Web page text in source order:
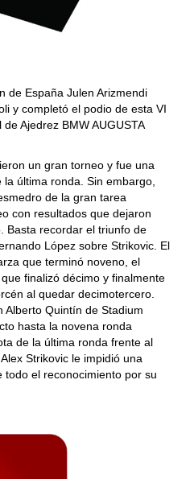
de España Julen Arizmendi
y completó el podio de esta VI
Ajedrez BMW AUGUSTA
un gran torneo y fue una
última ronda. Sin embargo,
de la gran tarea
con resultados que dejaron
Basta recordar el triunfo de
López sobre Strikovic. El
que terminó noveno, el
finalizó décimo y finalmente
al quedar decimotercero.
Alberto Quintín de Stadium
hasta la novena ronda
de la última ronda frente al
Strikovic le impidió una
todo el reconocimiento por su